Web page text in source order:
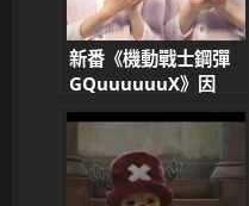
新番《機動戰士鋼彈
GQuuuuuuX》因
「乃木坂46彩蛋」引
議：致敬還是亂入？